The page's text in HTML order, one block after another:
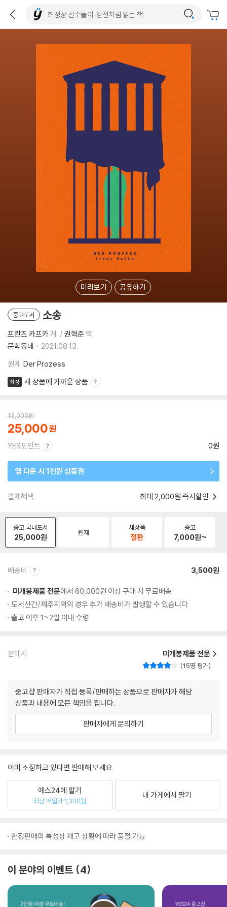
미리보기 공유하기
중고도서 소송
프란츠 카프카저 권혁준 역
문학동네
2021.08.13.
원제 Der Prozess
최상 새 상품에 가까운 상품
13,000원
25,000
YES포인트 0원
앱 다운 시 1천원 상품권
결제혜택 최대 2,000원 즉시할인
중고 국내도서
25,000원 원제
새상품
절판
중고
7,000원~
배송비 3,500원
미개봉제품 전문에서 60,000원 이상 구매 시 무료배송
도서산간/제주지역의 경우 추가 배송비가 발생할 수 있습니다.
출고 이후 1~2일 이내 수령
판매자 미개봉제품 전문
15명 평가
중고샵 판매자가 직접 등록/판매하는 상품으로 판매자가 해당
상품과 내용에 모든 책임을 집니다.
판매자에게 문의하기
이미 소장하고 있다면 판매해 보세요.
예스24에 팔기
최상 매입가 1,300원
내 가게에서 팔기
한정판매의 특성상 재고 상황에 따라 품절 가능
이 분야의 이벤트 4